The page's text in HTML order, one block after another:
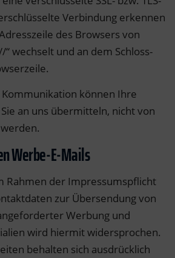
Verbindung erkennen
des Browsers von
wechselt und an dem Schloss-
können Ihre
an uns übermitteln, nicht von
Werbe-E-Mails
Rahmen der Impressumspflicht
zur Übersendung von
Werbung und
wird hiermit widersprochen.
behalten sich ausdrücklich